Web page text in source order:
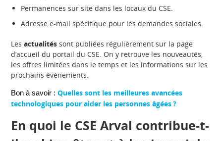
Permanences sur site dans les locaux du CSE.
Adresse e-mail spécifique pour les demandes sociales.
Lesactualités sont publiées régulièrement sur la page
d’accueil du portail du CSE. On y retrouve les nouveautés,
les offres limitées dans le temps et les informations sur les
prochains événements.
Bon à savoir : Quelles sont les meilleures avancées
technologiques pour aider les personnes âgées ?
En quoi le CSE Arval contribue-t-